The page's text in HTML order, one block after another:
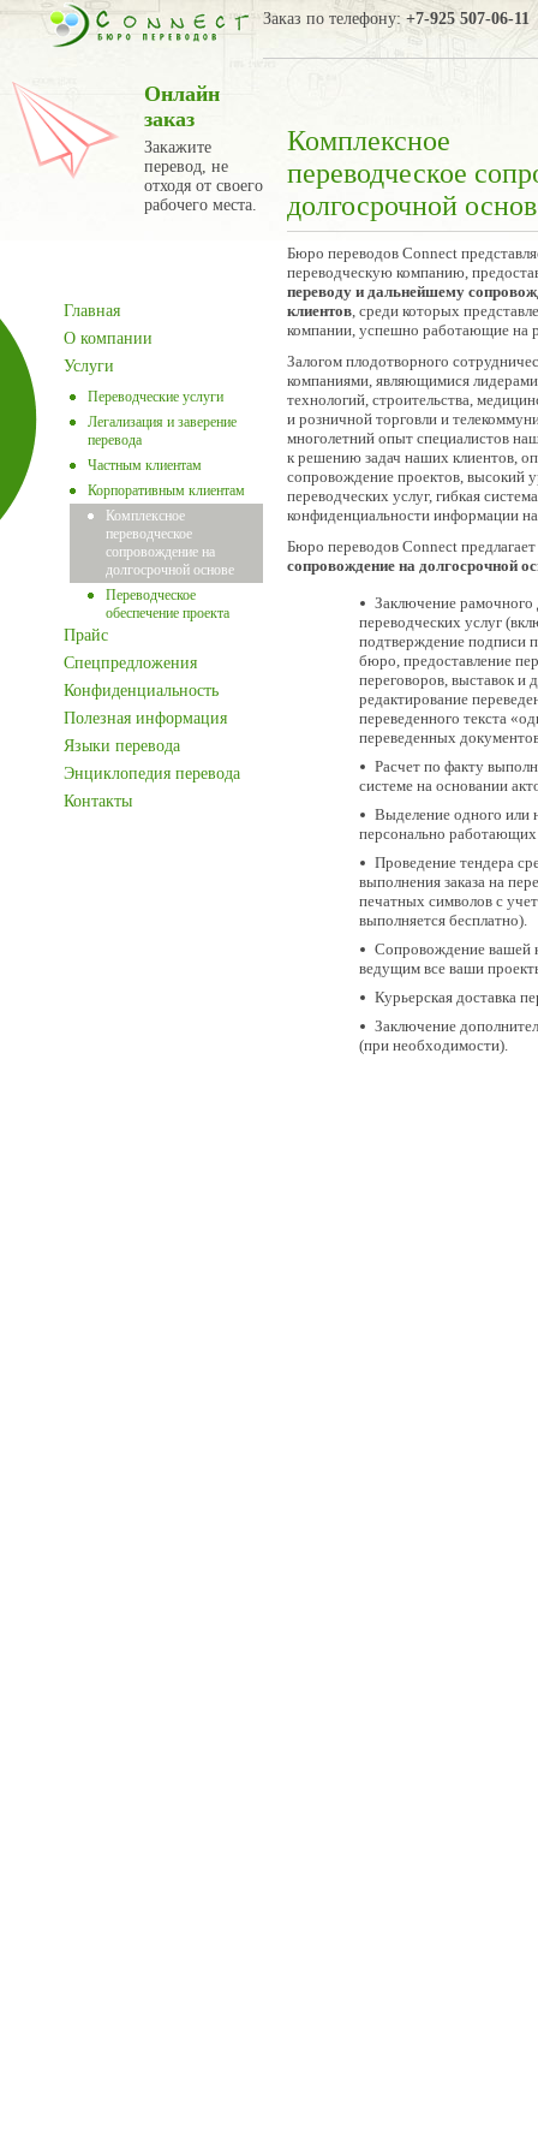
Заказ по телефону: +7-925 507-06-11
Онлайн
заказ
Закажите
перевод, не
отходя от своего
рабочего места.
Главная
О компании
Услуги
Переводческие услуги
Легализация и заверение
перевода
Частным клиентам
Корпоративным клиентам
Комплексное
переводческое
сопровождение на
долгосрочной основе
Переводческое
обеспечение проекта
Прайс
Спецпредложения
Конфиденциальность
Полезная информация
Языки перевода
Энциклопедия перевода
Контакты
Комплексное
переводческое
долгосрочной
Бюро переводов Connect
переводческую компанию,
переводу и дальнейшему
клиентов, среди которых
компании, успешно работающие на
Залогом плодотворного
компаниями, являющимися
технологий, строительства,
и розничной торговли и
многолетний опыт специалистов
к решению задач наших клиентов,
сопровождение проектов, высокий
переводческих услуг, гибкая
конфиденциальности информации
Бюро переводов Connect
сопровождение на долгосрочной
Заключение рамочного
переводческих услуг
подтверждение подписи
бюро, предоставление
переговоров, выставок и
редактирование
переведенного текста
переведенных
Расчет по факту
системе на основании
Выделение одного или
персонально
Проведение тендера
выполнения заказа на
печатных символов с
выполняется бесплатно).
Сопровождение вашей
ведущим все ваши
Курьерская доставка
Заключение
(при необходимости).